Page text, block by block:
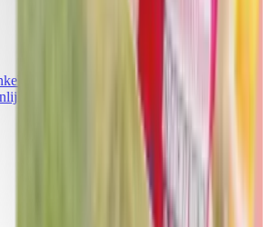
vragen? Hier vind je
het antwoord!